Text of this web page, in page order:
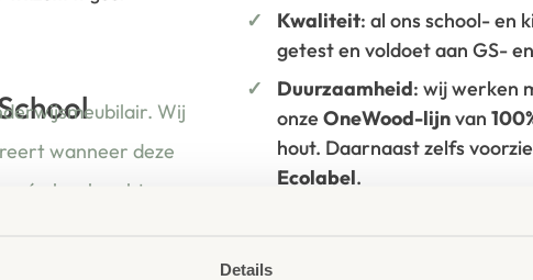
Details
Wij
wanneer deze
én leerkrachten.
Kwaliteit: al ons school- en
getest en voldoet aan GS-
Duurzaamheid: wij werken
onze OneWood-lijnvan
hout. Daarnaast zelfs
Ecolabel.